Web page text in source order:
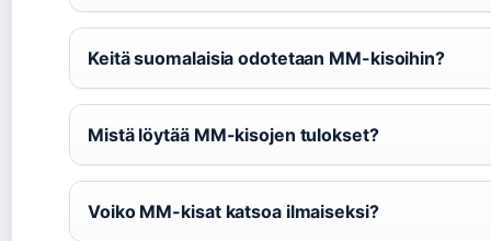
Keitä suomalaisia odotetaan MM-kisoihin?
Mistä löytää MM-kisojen tulokset?
Voiko MM-kisat katsoa ilmaiseksi?